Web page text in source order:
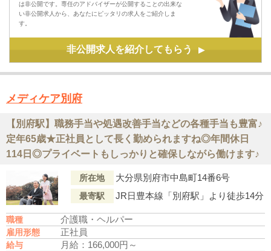
は非公開です。専任のアドバイザーが公開することの出来な
い非公開求人から、あなたにピッタリの求人をご紹介しま
す。
非公開求人を紹介してもらう ▶
メディケア別府
【別府駅】職務手当や処遇改善手当などの各種手当も豊富♪
定年65歳★正社員として長く勤められますね◎年間休日
114日◎プライベートもしっかりと確保しながら働けます♪
所在地 大分県別府市中島町14番6号
最寄駅 JR日豊本線「別府駅」より徒歩14分
職種 介護職・ヘルパー
雇用形態 正社員
給与 月給：166,000円～